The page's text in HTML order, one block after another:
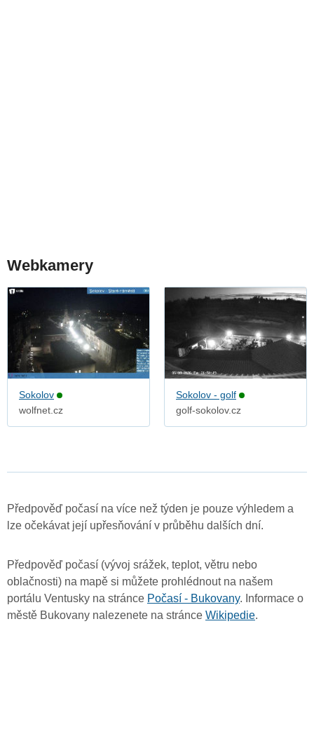
Webkamery
Sokolov
wolfnet.cz
Sokolov - golf
golf-sokolov.cz
Předpověď počasí na více než týden je pouze výhledem a
lze očekávat její upřesňování v průběhu dalších dní.
Předpověď počasí (vývoj srážek, teplot, větru nebo
oblačnosti) na mapě si můžete prohlédnout na našem
portálu Ventusky na stránce Počasí - Bukovany. Informace o
městě Bukovany nalezenete na stránce Wikipedie.